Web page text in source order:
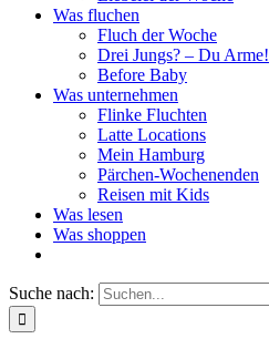
Was fluchen
Fluch der Woche
Drei Jungs? – Du Arme!
Before Baby
Was unternehmen
Flinke Fluchten
Latte Locations
Mein Hamburg
Pärchen-Wochenenden
Reisen mit Kids
Was lesen
Was shoppen
Suche nach: